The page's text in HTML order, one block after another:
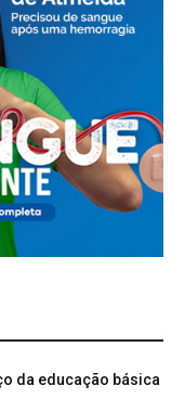
da educação básica